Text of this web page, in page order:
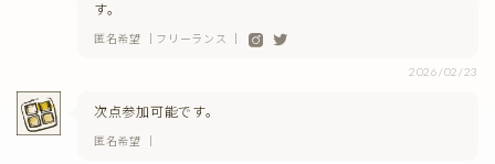
す。
匿名希望 ｜フリーランス ｜
2026/02/23
次点参加可能です。
匿名希望 ｜